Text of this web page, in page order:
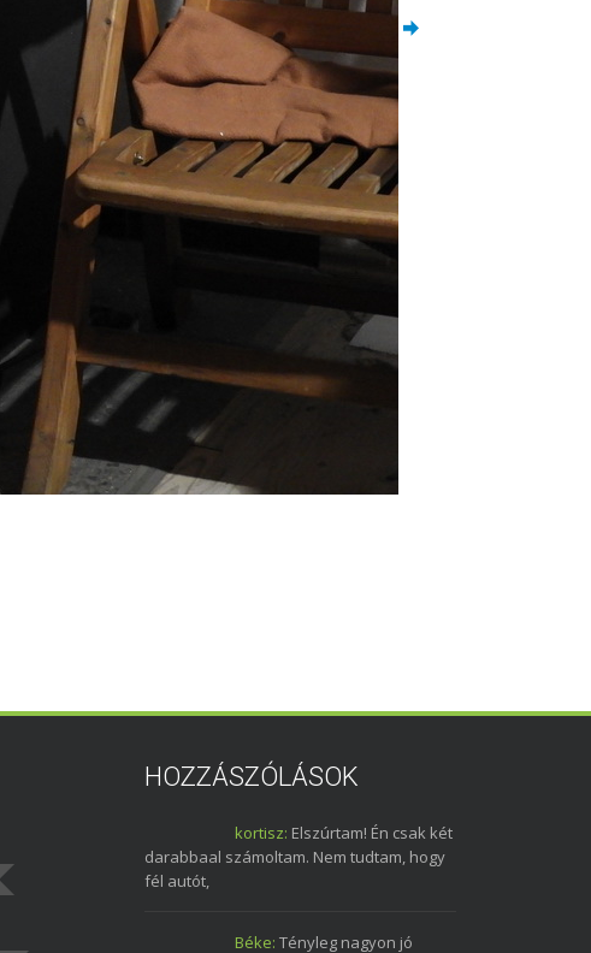
HOZZÁSZÓLÁSOK
kortisz: Elszúrtam! Én csak két
darabbaal számoltam. Nem tudtam, hogy
fél autót,
Béke: Tényleg nagyon jó